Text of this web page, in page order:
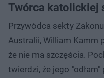
Twórca katolickiej
Przywódca sekty
Australii, William Kamm
że nie ma szczęścia.
twierdzi, że jego